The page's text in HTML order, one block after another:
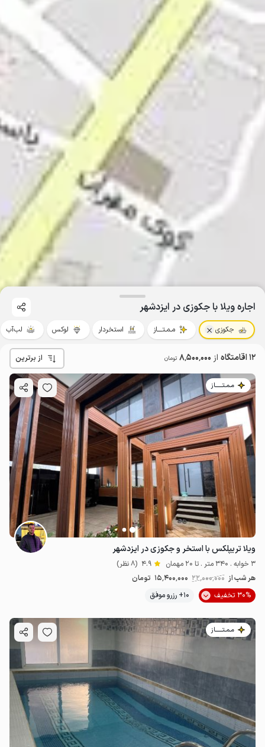
اجاره ویلا با جکوزی در ایزدشهر
جکوزی مـمـتــــاز استخردار لوکس لب‌آب
12 اقامتگاه از 8٬500٬000 تومان از برترین
مـمـتــــــاز
ویلا تریپلکس با استخر و جکوزی در ایزدشهر
3 خوابه . 340 متر . تا 20 مهمان 4.9 (8 نظر)
هر شب از 22٬000٬000 15٬400٬000 تومان
30% تخفیف
10+ رزرو موفق
مـمـتــــــاز